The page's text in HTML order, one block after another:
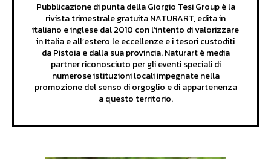
Pubblicazione di punta della Giorgio Tesi Group è la
rivista trimestrale gratuita NATURART, edita in
italiano e inglese dal 2010 con l’intento di valorizzare
in Italia e all’estero le eccellenze e i tesori custoditi
da Pistoia e dalla sua provincia. Naturart è media
partner riconosciuto per gli eventi speciali di
numerose istituzioni locali impegnate nella
promozione del senso di orgoglio e di appartenenza
a questo territorio.